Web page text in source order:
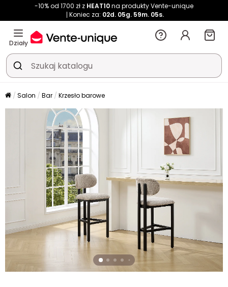
-10% od 1700 zł z HEAT10na produkty Vente-unique
Koniec za: 02d. 05g. 59m. 05s.
Działy
Salon Bar Krzesło barowe